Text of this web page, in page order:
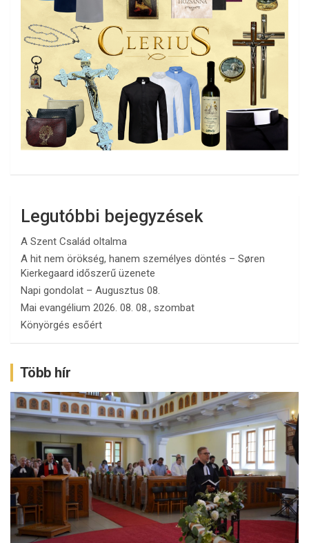
Legutóbbi bejegyzések
A Szent Család oltalma
A hit nem örökség, hanem személyes döntés – Søren
Kierkegaard időszerű üzenete
Napi gondolat – Augusztus 08.
Mai evangélium 2026. 08. 08., szombat
Könyörgés esőért
Több hír